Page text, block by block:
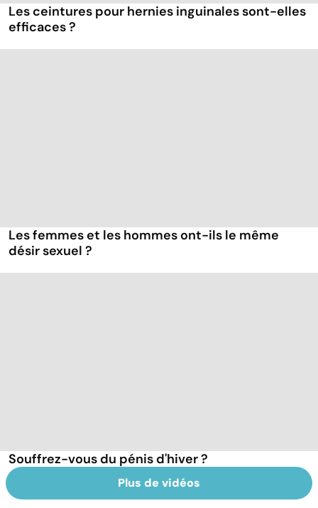
Les ceintures pour hernies inguinales sont-elles
efficaces ?
Les femmes et les hommes ont-ils le même
désir sexuel ?
Souffrez-vous du pénis d'hiver ?
Plus de vidéos